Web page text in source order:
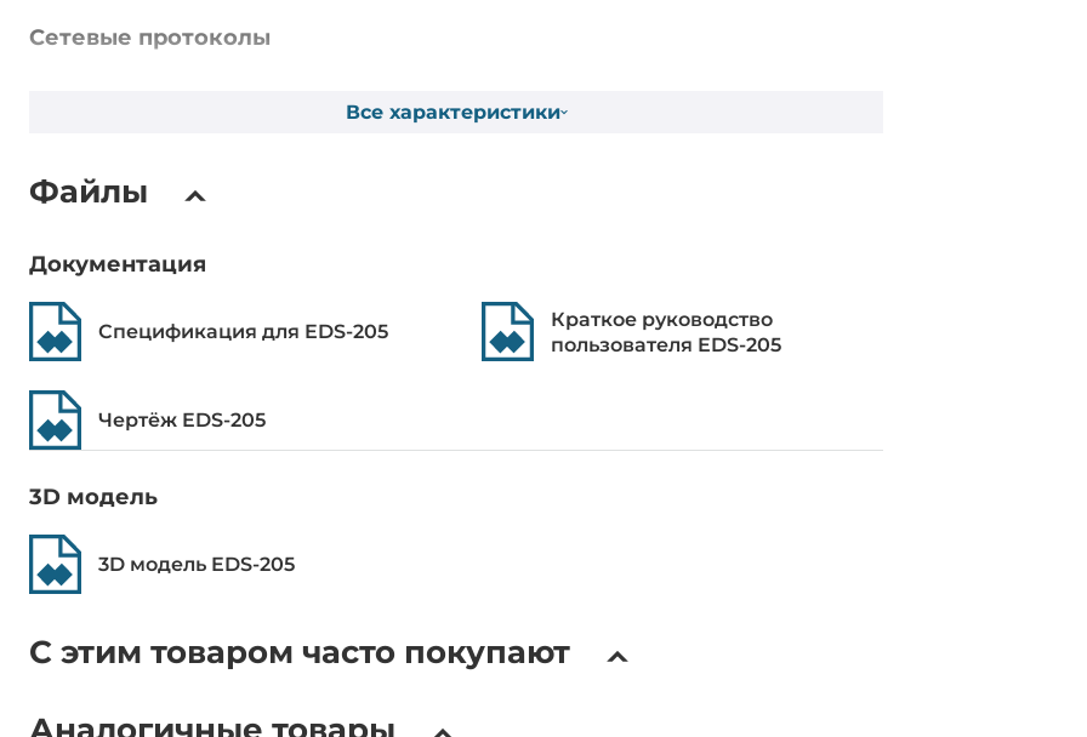
Сетевые протоколы
Control, IEEE 802.3u для 100BaseT(X)
Требования по питанию
Конструктивное исполнение
Конструкция корпуса Пластиковый корпус
Вид монтажа
Степень защиты корпуса
Габариты
Глубина 86.5 мм
Высота 100 мм
Все характеристики
Файлы
Документация
Спецификация для EDS-205
Краткое руководство
пользователя EDS-205
Чертёж EDS-205
3D модель
3D модель EDS-205
С этим товаром часто покупают